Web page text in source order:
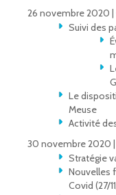
26 novembre 2020 |
Suivi des
Le
Meuse
Activité
30 novembre 2020 |
Stratégie
Nouvelles
Covid (27/